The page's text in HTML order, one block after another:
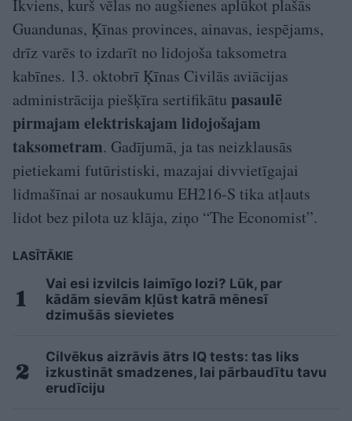
Ikviens, kurš vēlas no augšienes aplūkot plašās
Guandunas, Ķīnas provinces, ainavas, iespējams,
drīz varēs to izdarīt no lidojoša taksometra
kabīnes. 13. oktobrī Ķīnas Civilās aviācijas
administrācija piešķīra sertifikātu pasaulē
pirmajam elektriskajam lidojošajam
taksometram. Gadījumā, ja tas neizklausās
pietiekami futūristiski, mazajai divvietīgajai
lidmašīnai ar nosaukumu EH216-S tika atļauts
lidot bez pilota uz klāja, ziņo “The Economist”.
LASĪTĀKIE
Vai esi izvilcis laimīgo lozi? Lūk, par
kādām sievām kļūst katrā mēnesī
dzimušās sievietes
Cilvēkus aizrāvis ātrs IQ tests: tas liks
izkustināt smadzenes, lai pārbaudītu tavu
erudīciju